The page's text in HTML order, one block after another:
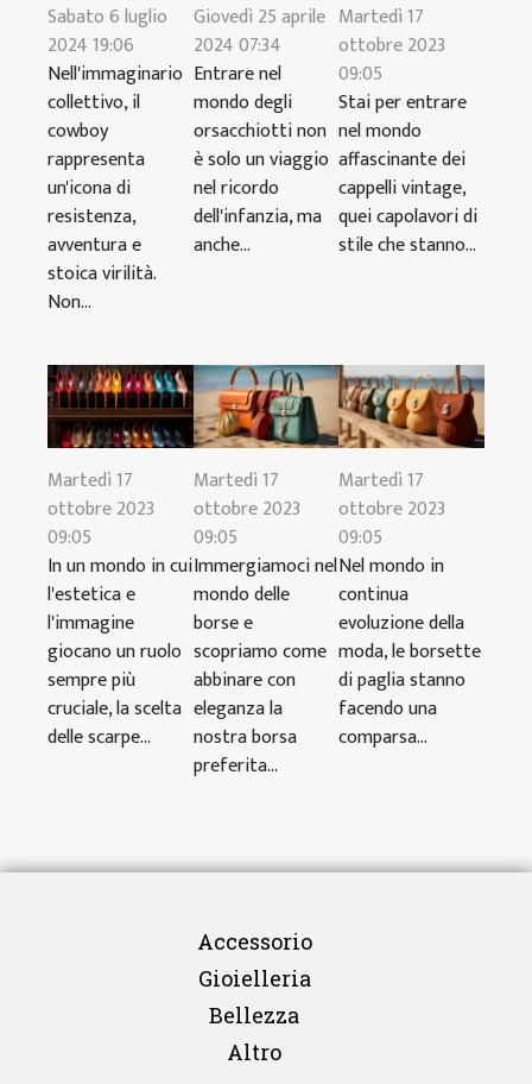
Sabato 6 luglio
2024 19:06
Nell'immaginario
collettivo, il
cowboy
rappresenta
un'icona di
resistenza,
avventura e
stoica virilità.
Non...
Giovedì 25 aprile
2024 07:34
Entrare nel
mondo degli
orsacchiotti non
è solo un viaggio
nel ricordo
dell'infanzia, ma
anche...
Martedì 17
ottobre 2023
09:05
Stai per entrare
nel mondo
affascinante dei
cappelli vintage,
quei capolavori di
stile che stanno...
Martedì 17
ottobre 2023
09:05
In un mondo in cui
l'estetica e
l'immagine
giocano un ruolo
sempre più
cruciale, la scelta
delle scarpe...
Martedì 17
ottobre 2023
09:05
Immergiamoci nel
mondo delle
borse e
scopriamo come
abbinare con
eleganza la
nostra borsa
preferita...
Martedì 17
ottobre 2023
09:05
Nel mondo in
continua
evoluzione della
moda, le borsette
di paglia stanno
facendo una
comparsa...
Accessorio
Gioielleria
Bellezza
Altro